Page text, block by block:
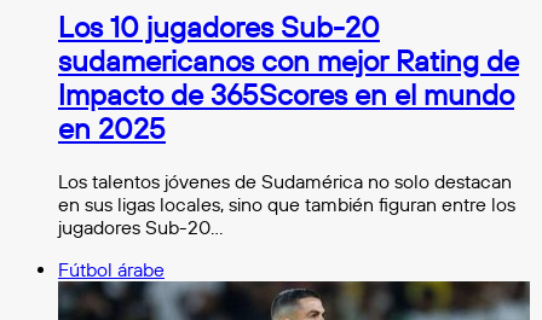
Los 10 jugadores Sub-20
sudamericanos con mejor Rating de
Impacto de 365Scores en el mundo
en 2025
Los talentos jóvenes de Sudamérica no solo destacan
en sus ligas locales, sino que también figuran entre los
jugadores Sub-20…
Fútbol árabe